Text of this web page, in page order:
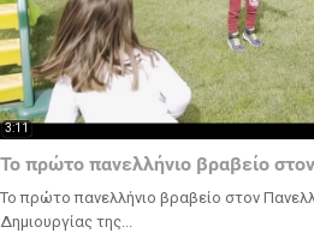
3:11
Το πρώτο πανελλήνιο βραβείο
Το πρώτο πανελλήνιο βραβείο στον
Δημιουργίας της...